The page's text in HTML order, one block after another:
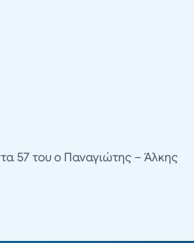
57 του ο Παναγιώτης – Άλκης